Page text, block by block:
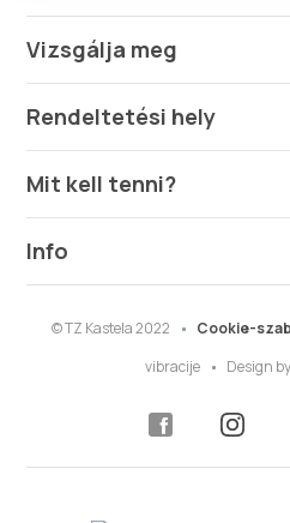
Vizsgálja meg
Rendeltetési hely
Mit kell tenni?
Info
© TZ Kastela 2022 Cookie-
vibracije
Design